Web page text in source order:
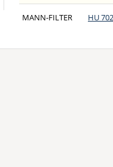
MANN-FILTER HU